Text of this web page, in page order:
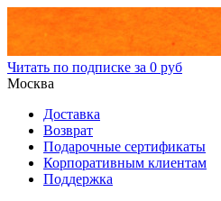
Читать по подписке за 0 руб
Москва
Доставка
Возврат
Подарочные сертификаты
Корпоративным клиентам
Поддержка